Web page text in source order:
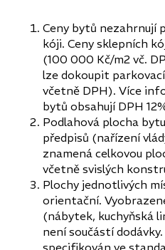
Ceny bytů nezahrnují
kóji. Ceny sklepních
(100 000 Kč/m2 vč.
lze dokoupit
včetně DPH). Více
bytů obsahují DPH
Podlahová plocha
předpisů (nařízení
znamená celkovou
včetně svislých
Plochy jednotlivých
orientační.
(nábytek, kuchyňská
není součástí
specifikován ve